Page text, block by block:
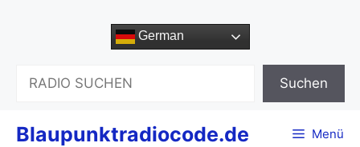
German
Suchen
Blaupunktradiocode.de Menü